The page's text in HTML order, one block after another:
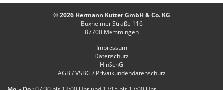
© 2026 Hermann Kutter GmbH & Co. KG
Buxheimer Straße 116
87700Memmingen
Impressum
Datenschutz
HinSchG
AGB / VSBG / Privatkundendatenschutz